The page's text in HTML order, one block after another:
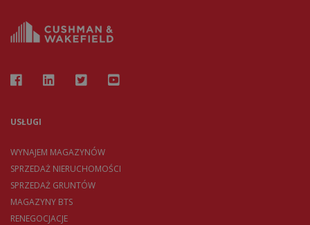
USŁUGI
WYNAJEM MAGAZYNÓW
SPRZEDAŻ NIERUCHOMOŚCI
SPRZEDAŻ GRUNTÓW
MAGAZYNY BTS
RENEGOCJACJE